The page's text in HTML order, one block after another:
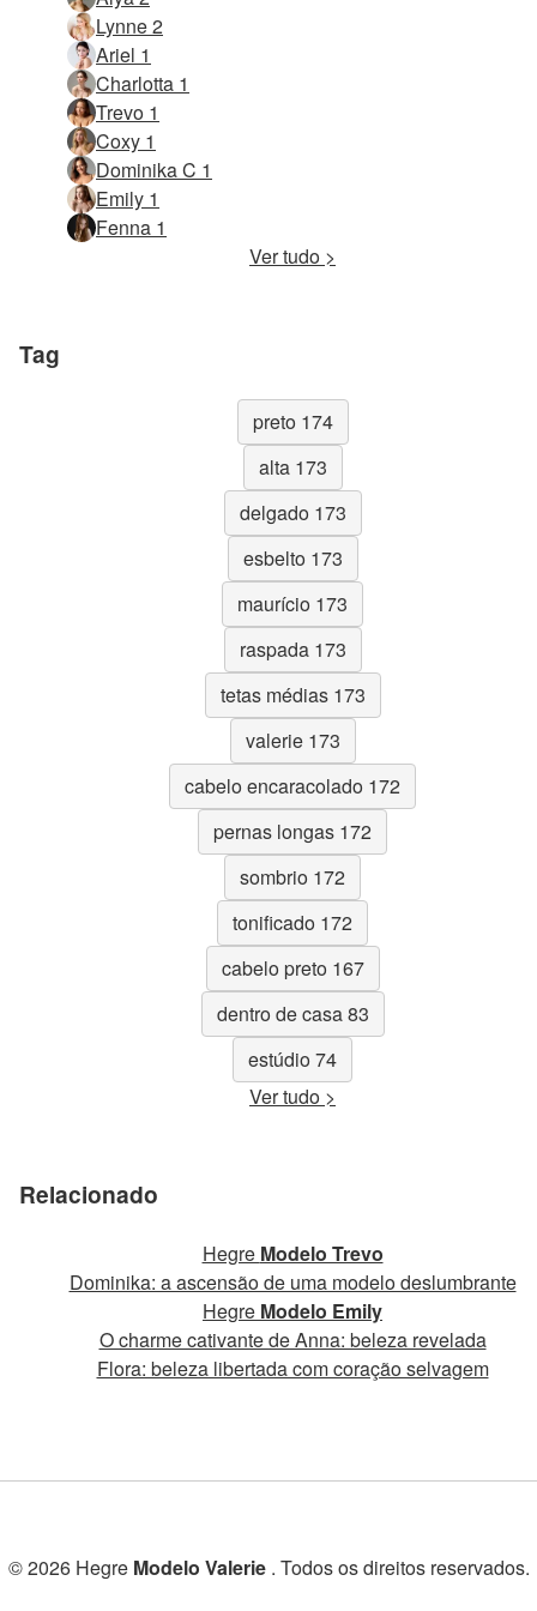
Lynne 2
Ariel 1
Charlotta 1
Trevo 1
Coxy 1
Dominika C 1
Emily 1
Fenna 1
Ver tudo >
Tag
preto 174
alta 173
delgado 173
esbelto 173
maurício 173
raspada 173
tetas médias 173
valerie 173
cabelo encaracolado 172
pernas longas 172
sombrio 172
tonificado 172
cabelo preto 167
dentro de casa 83
estúdio 74
Ver tudo >
Relacionado
Hegre Modelo Trevo
Dominika: a ascensão de uma modelo deslumbrante
Hegre Modelo Emily
O charme cativante de Anna: beleza revelada
Flora: beleza libertada com coração selvagem
© 2026 Hegre Modelo Valerie. Todos os direitos reservados.